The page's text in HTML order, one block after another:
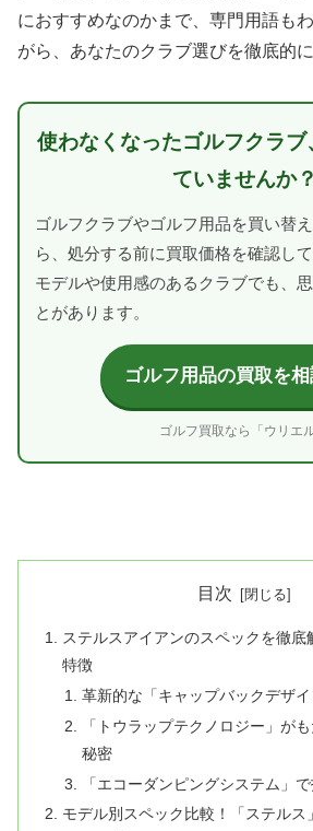
におすすめなのかまで、専門用語も
がら、あなたのクラブ選びを徹底的
使わなくなったゴルフクラブ
ていませんか？
ゴルフクラブやゴルフ用品を買い替
ら、処分する前に買取価格を確認し
モデルや使用感のあるクラブでも、
とがあります。
ゴルフ用品の買取を
ゴルフ買取なら「ウリエル
目次
ステルスアイアンのスペックを徹底
特徴
革新的な「キャップバックデザイ
「トウラップテクノロジー」が
秘密
「エコーダンピングシステム」
モデル別スペック比較！「ステルス